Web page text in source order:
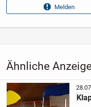
Ähnliche
Anzeigen­datum
Anzeigen­kennung
Aufrufe dieser
Kategorie
Melden